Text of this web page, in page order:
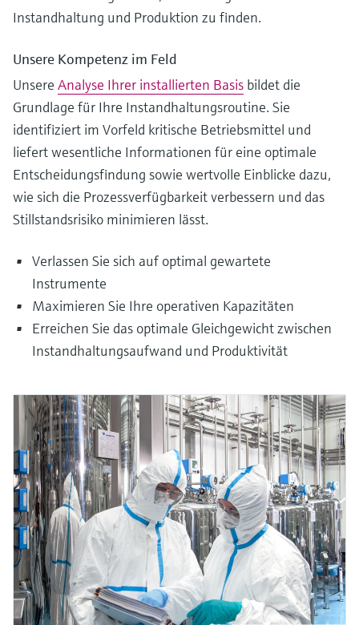
Instandhaltung und Produktion zu finden.
Unsere Kompetenz im Feld
Unsere Analyse Ihrer installierten Basis bildet die
Grundlage für Ihre Instandhaltungsroutine. Sie
identifiziert im Vorfeld kritische Betriebsmittel und
liefert wesentliche Informationen für eine optimale
Entscheidungsfindung sowie wertvolle Einblicke dazu,
wie sich die Prozessverfügbarkeit verbessern und das
Stillstandsrisiko minimieren lässt.
Verlassen Sie sich auf optimal gewartete
Instrumente
Maximieren Sie Ihre operativen Kapazitäten
Erreichen Sie das optimale Gleichgewicht zwischen
Instandhaltungsaufwand und Produktivität